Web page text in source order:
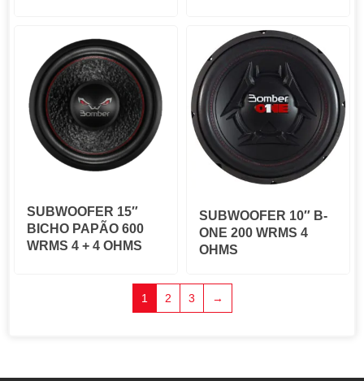
SUBWOOFER 15″
BICHO PAPÃO 600
WRMS 4 + 4 OHMS
SUBWOOFER 10″ B-
ONE 200 WRMS 4
OHMS
1 2 3 →